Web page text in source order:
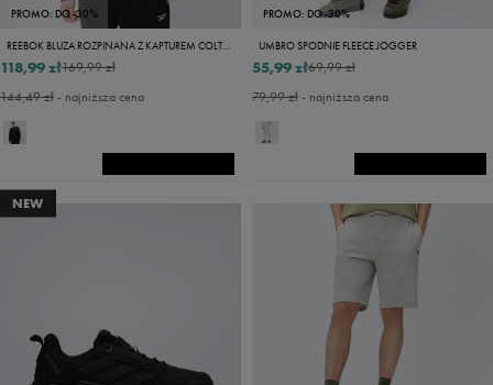
PROMO: DO -30%
REEBOK BLUZA ROZPINANA Z KAPTUREM COLTON
169,99 zł
118,99 zł
144,49 zł- najniższa cena
PROMO: DO -30%
UMBRO SPODNIE FLEECE JOGGER
69,99 zł
55,99 zł
79,99 zł- najniższa cena
NEW